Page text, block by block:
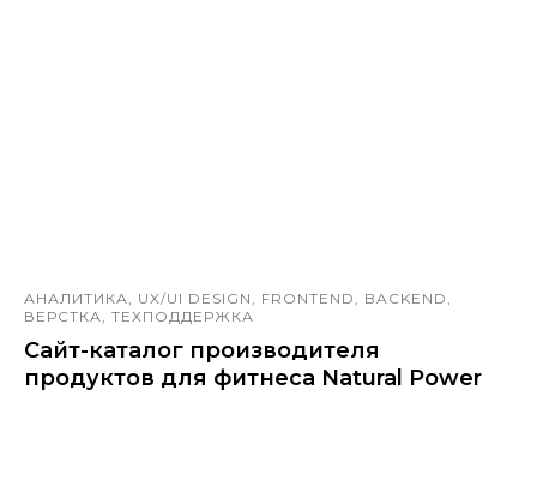
АНАЛИТИКА, UX/UI DESIGN, FRONTEND, BACKEND,
ВЕРСТКА, ТЕХПОДДЕРЖКА
Сайт-каталог производителя
продуктов для фитнеса Natural Power